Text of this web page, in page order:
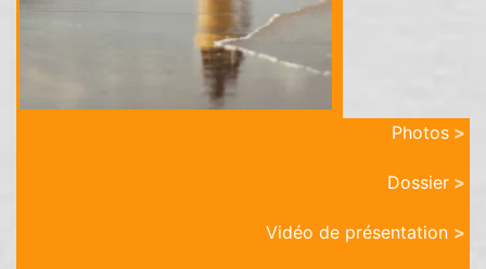
Photos >
Dossier >
Vidéo de présentation >